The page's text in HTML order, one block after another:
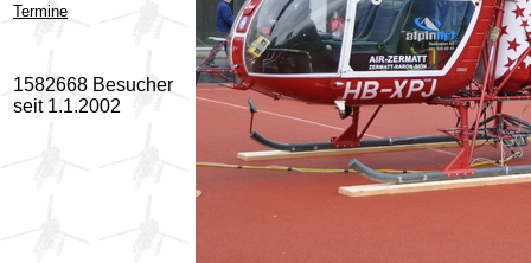
Termine
1582668 Besucher
seit 1.1.2002